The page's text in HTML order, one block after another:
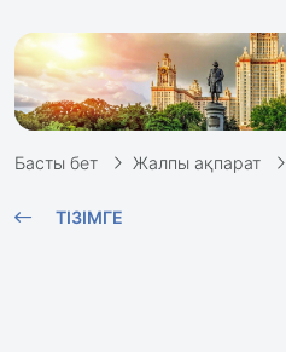
Басты бет Жалпы ақпарат
ТІЗІМГЕ